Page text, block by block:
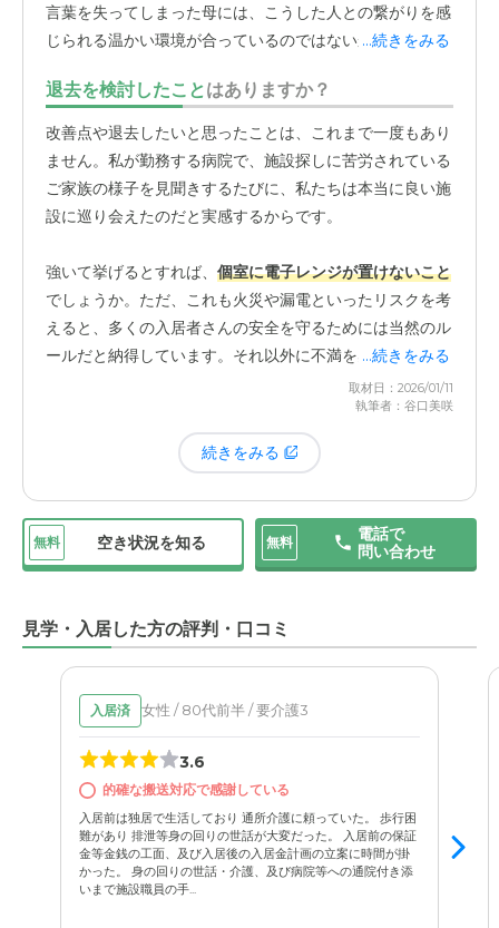
言葉を失ってしまった母には、こうした人との繋がりを感
じられる温かい環境が合っているのではないかと思いまし
雰囲気の中で、母は穏やかに過ごせているようです。入居
してまだ2、3日しか経っていない頃、母が部屋で転倒して
しまうというアクシデントがありました。幸い大きな怪我
はありませんでしたが、原因は部屋の手すりの向きでし
た。母は右半身に麻痺があるため左手で手すりを使います
そのことを施設の方にお伝えすると、すぐに「手すりの位
置が合うお部屋に移りましょう」と提案してくださり、2
週間後には別の階の適切な部屋へ移動させてくれました。
してくださったことで、家族とし
ても大きな信頼が生まれました。施設での暮らしは窮屈な
のではないか、という心配もありましたが、ここは良い意
やゼリーを差し入れできますし、週に1回ほど移動販売車
が来て、入居者が自分でお菓子などを買うこともできま
す。母もそれを楽しみにしているようです。
厳しいルールで縛るのではなく、一人ひとりの生活を尊重
してくれる姿勢が、「家にいる感覚に近い」という安心感
につながっているのだと思います。
...続きをみる
退去を検討したことはありますか？
改善点や退去したいと思ったことは、これまで一度もあり
ません。私が勤務する病院で、施設探しに苦労されている
ご家族の様子を見聞きするたびに、私たちは本当に良い施
設に巡り会えたのだと実感するからです。
強いて挙げるとすれば、 個室に電子レンジが置けないこと
でしょうか。ただ、これも火災や漏電といったリスクを考
えると、多くの入居者さんの安全を守るためには当然のル
ールだと納得しています。それ以外に不満を感じることは
なく、スタッフの皆さんには感謝しかありません。
...続きをみる
取材日：2026/01/11
執筆者：谷口美咲
続きをみる
無料 空き状況を知る 無料
電話で
問い合わせ
見学・入居した方の評判・口コミ
入居済 女性 / 80代前半 / 要介護3
3.6
的確な搬送対応で感謝している
入居前は独居で生活しており 通所介護に頼っていた。 歩行困
難があり 排泄等身の回りの世話が大変だった。 入居前の保証
金等金銭の工面、及び入居後の入居金計画の立案に時間が掛
かった。 身の回りの世話・介護、及び病院等への通院付き添
いまで施設職員の手...